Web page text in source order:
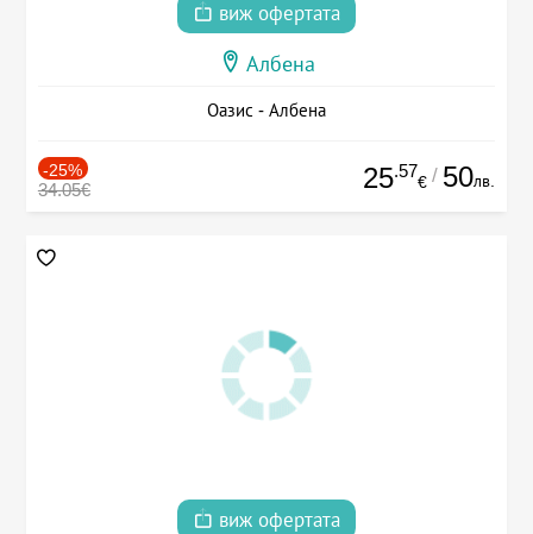
виж офертата
Албена
Оазис - Албена
-25%
34.05€ 25.57
€ / 50лв.
виж офертата